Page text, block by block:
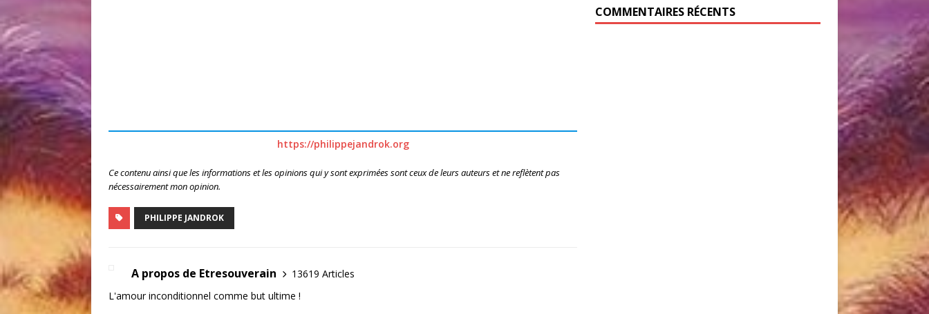
https://philippejandrok.org
Ce contenu ainsi que les informations et les opinions qui y sont exprimées sont ceux de leurs auteurs et ne reflètent pas
nécessairement mon opinion.
PHILIPPE JANDROK
A propos de Etresouverain
13619 Articles
L'amour inconditionnel comme but ultime !
COMMENTAIRES RÉCENTS